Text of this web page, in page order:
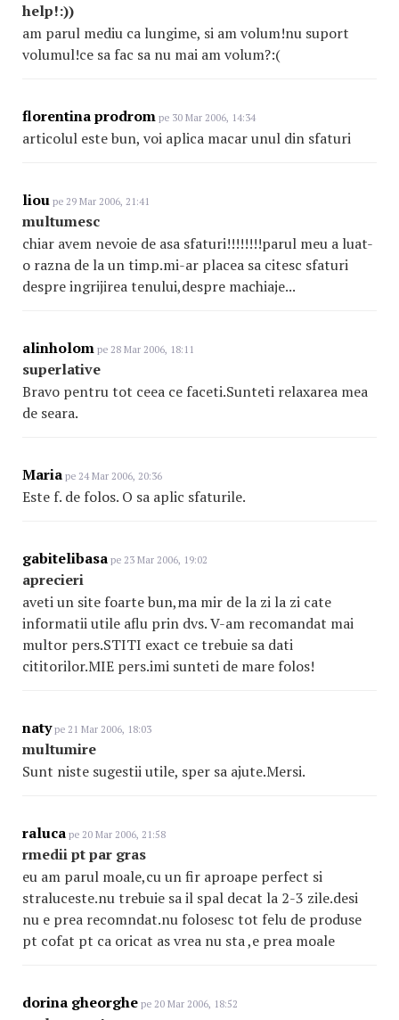
help!:))
am parul mediu ca lungime, si am volum!nu suport
volumul!ce sa fac sa nu mai am volum?:(
florentina prodrom pe 30 Mar 2006, 14:34
articolul este bun, voi aplica macar unul din sfaturi
liou pe 29 Mar 2006, 21:41
multumesc
chiar avem nevoie de asa sfaturi!!!!!!!!parul meu a luat-
o razna de la un timp.mi-ar placea sa citesc sfaturi
despre ingrijirea tenului,despre machiaje...
alinholom pe 28 Mar 2006, 18:11
superlative
Bravo pentru tot ceea ce faceti.Sunteti relaxarea mea
de seara.
Maria pe 24 Mar 2006, 20:36
Este f. de folos. O sa aplic sfaturile.
gabitelibasa pe 23 Mar 2006, 19:02
aprecieri
aveti un site foarte bun,ma mir de la zi la zi cate
informatii utile aflu prin dvs. V-am recomandat mai
multor pers.STITI exact ce trebuie sa dati
cititorilor.MIE pers.imi sunteti de mare folos!
natype 21 Mar 2006, 18:03
multumire
Sunt niste sugestii utile, sper sa ajute.Mersi.
raluca pe 20 Mar 2006, 21:58
rmedii pt par gras
eu am parul moale,cu un fir aproape perfect si
straluceste.nu trebuie sa il spal decat la 2-3 zile.desi
nu e prea recomndat.nu folosesc tot felu de produse
pt cofat pt ca oricat as vrea nu sta ,e prea moale
dorina gheorghe pe 20 Mar 2006, 18:52